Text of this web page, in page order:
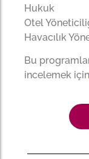
Hukuk
Otel
Havacılık
Bu
incelemek için